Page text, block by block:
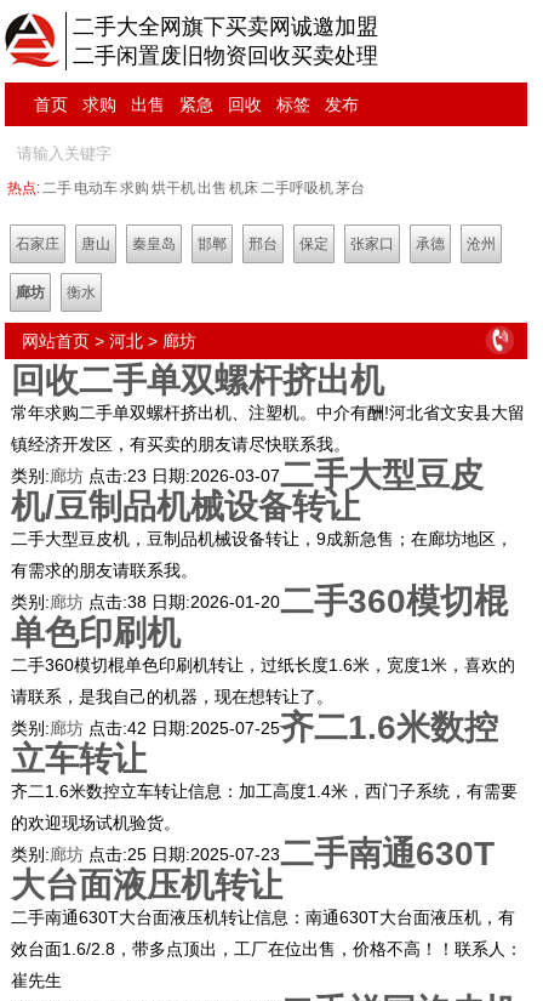
二手大全网旗下买卖网诚邀加盟
二手闲置废旧物资回收买卖处理
首页 求购 出售 紧急 回收 标签 发布
热点:二手 电动车求购 烘干机出售 机床二手呼吸机茅台
石家庄 唐山 秦皇岛 邯郸 邢台 保定 张家口 承德 沧州
廊坊 衡水
网站首页 >河北 > 廊坊
回收二手单双螺杆挤出机
常年求购二手单双螺杆挤出机、注塑机。中介有酬!河北省文安县大留
镇经济开发区，有买卖的朋友请尽快联系我。
类别:廊坊 点击:23 日期:2026-03-07二手大型豆皮
机/豆制品机械设备转让
二手大型豆皮机，豆制品机械设备转让，9成新急售；在廊坊地区，
有需求的朋友请联系我。
类别:廊坊 点击:38 日期:2026-01-20二手360模切棍
单色印刷机
二手360模切棍单色印刷机转让，过纸长度1.6米，宽度1米，喜欢的
请联系，是我自己的机器，现在想转让了。
类别:廊坊 点击:42 日期:2025-07-25齐二1.6米数控
立车转让
齐二1.6米数控立车转让信息：加工高度1.4米，西门子系统，有需要
的欢迎现场试机验货。
类别:廊坊 点击:25 日期:2025-07-23二手南通630T
大台面液压机转让
二手南通630T大台面液压机转让信息：南通630T大台面液压机，有
效台面1.6/2.8，带多点顶出，工厂在位出售，价格不高！！联系人：
崔先生